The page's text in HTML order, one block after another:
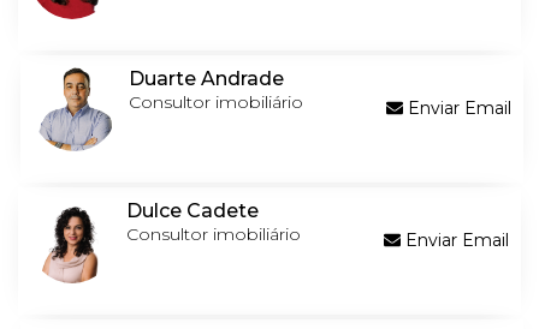
Duarte Andrade
Consultor imobiliário Enviar Email
Dulce Cadete
Consultor imobiliário Enviar Email